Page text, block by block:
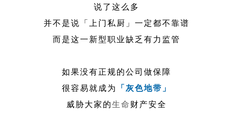
说了这么多
并不是说「上门私厨」一定都不靠谱
而是这一新型职业缺乏有力监管
如果没有正规的公司做保障
很容易就成为 「灰色地带」
威胁大家的生命财产安全